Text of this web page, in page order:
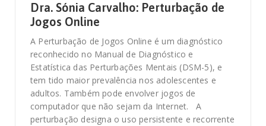
Dra. Sónia Carvalho: Perturbação de
Jogos Online
A Perturbação de Jogos Online é um diagnóstico
reconhecido no Manual de Diagnóstico e
Estatística das Perturbações Mentais (DSM-5), e
tem tido maior prevalência nos adolescentes e
adultos. Também pode envolver jogos de
computador que não sejam da Internet. A
perturbação designa o uso persistente e recorrente